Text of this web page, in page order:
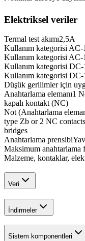
Elektriksel veriler
Termal test akımı2,5A
Kullanım kategorisi AC-
Kullanım kategorisi AC-
Kullanım kategorisi DC-
Kullanım kategorisi DC-
Düşük gerilimler için
Anahtarlama elemanı1
kapalı kontakt (NC)
Not (Anahtarlama
type Zb or 2 NC
bridges
Anahtarlama prensibi
Maksimum anahtarlama
Malzeme, kontaklar,
Veri
İndirmeler
Sistem komponentleri